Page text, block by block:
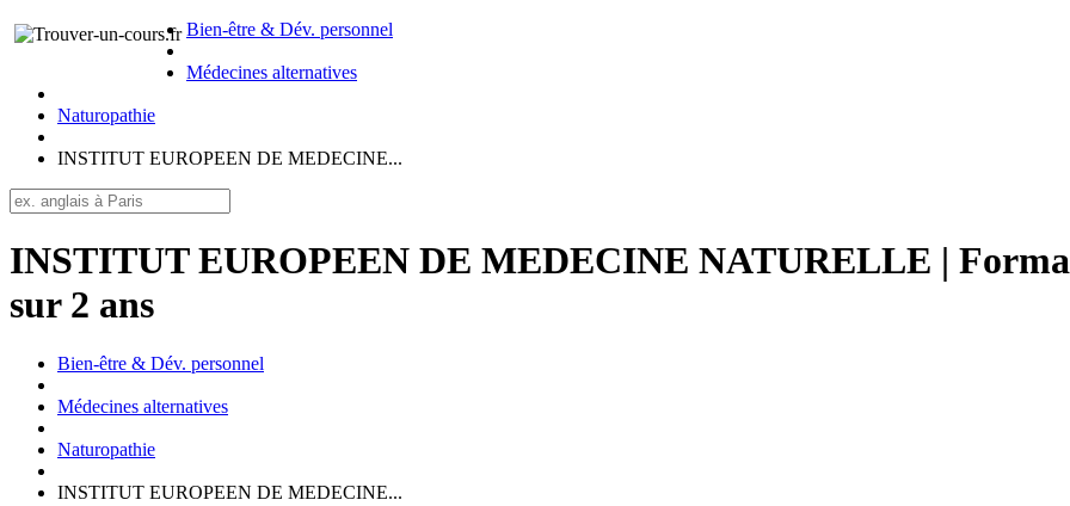
Bien-être & Dév. personnel
Médecines alternatives
Naturopathie
INSTITUT EUROPEEN DE MEDECINE...
INSTITUT EUROPEEN DE MEDECINE NATURELLE |
sur 2 ans
Bien-être & Dév. personnel
Médecines alternatives
Naturopathie
INSTITUT EUROPEEN DE MEDECINE...